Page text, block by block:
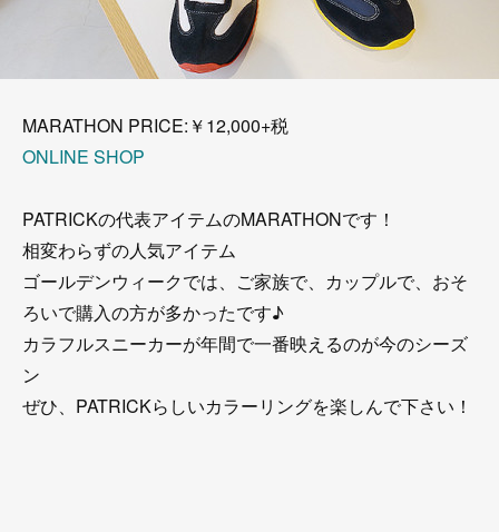
MARATHON PRICE:￥12,000+税
ONLINE SHOP
PATRICKの代表アイテムのMARATHONです！
相変わらずの人気アイテム
ゴールデンウィークでは、ご家族で、カップルで、おそ
ろいで購入の方が多かったです♪
カラフルスニーカーが年間で一番映えるのが今のシーズ
ン
ぜひ、PATRICKらしいカラーリングを楽しんで下さい！